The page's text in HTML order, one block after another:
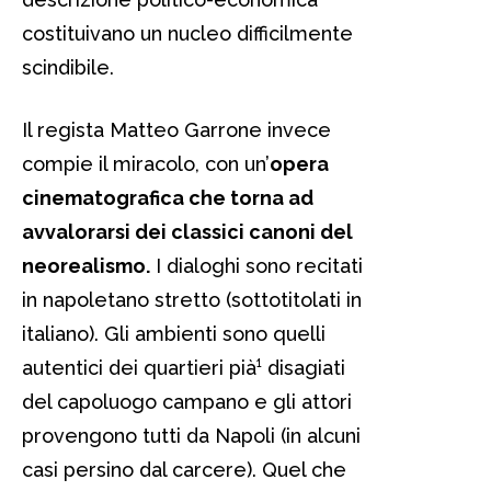
costituivano un nucleo difficilmente
scindibile.
Il regista Matteo Garrone invece
compie il miracolo, con un’opera
cinematografica che torna ad
avvalorarsi dei classici canoni del
neorealismo. I dialoghi sono recitati
in napoletano stretto (sottotitolati in
italiano). Gli ambienti sono quelli
autentici dei quartieri pià¹ disagiati
del capoluogo campano e gli attori
provengono tutti da Napoli (in alcuni
casi persino dal carcere). Quel che